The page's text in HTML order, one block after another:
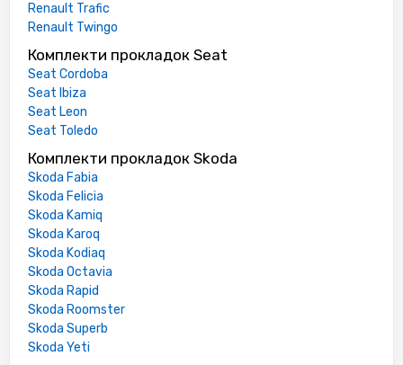
Renault Trafic
Renault Twingo
Комплекти прокладок Seat
Seat Cordoba
Seat Ibiza
Seat Leon
Seat Toledo
Комплекти прокладок Skoda
Skoda Fabia
Skoda Felicia
Skoda Kamiq
Skoda Karoq
Skoda Kodiaq
Skoda Octavia
Skoda Rapid
Skoda Roomster
Skoda Superb
Skoda Yeti